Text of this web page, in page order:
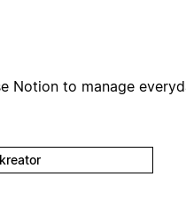
Notion to manage